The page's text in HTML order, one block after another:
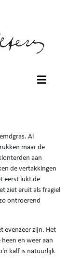
Al
maar de
aan
de vertakkingen
eerst lukt de
ziet eruit als fragiel
ontroerend
evenzeer zijn. Het
en weer aan
kalf is natuurlijk